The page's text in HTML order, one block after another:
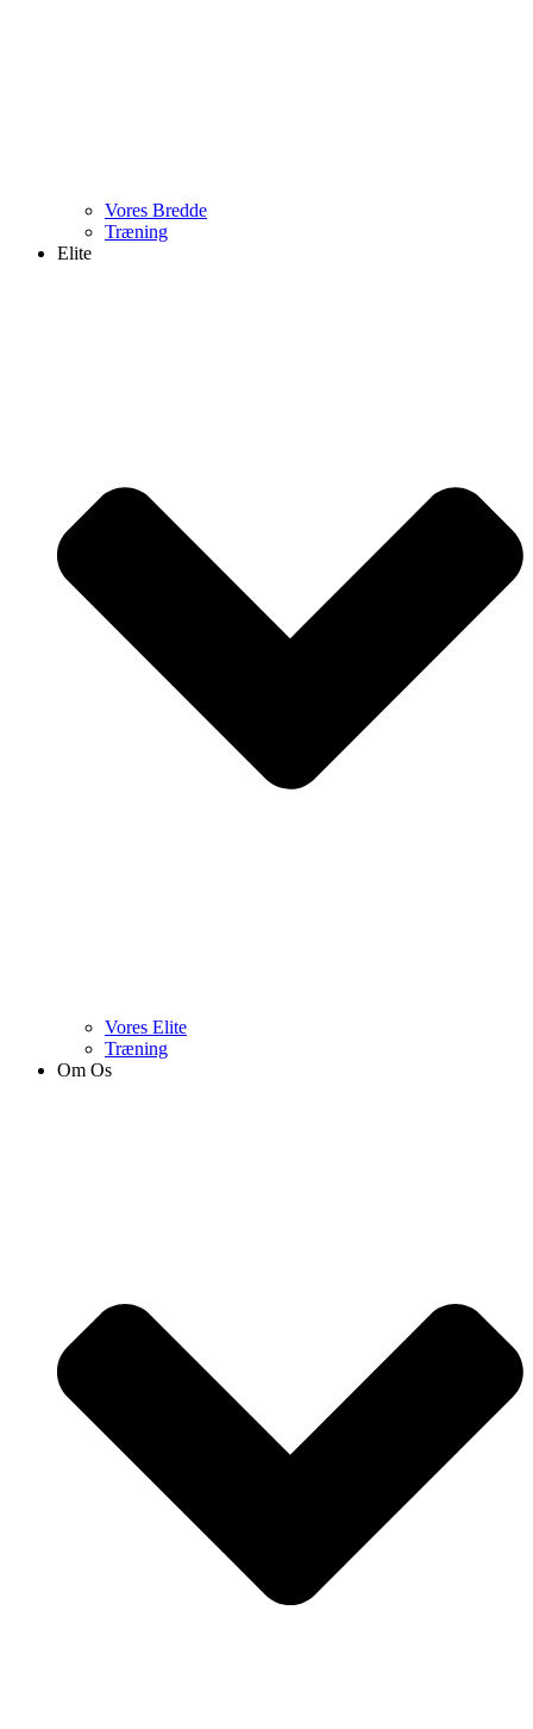
Vores Bredde
Træning
Elite
Vores Elite
Træning
Om Os